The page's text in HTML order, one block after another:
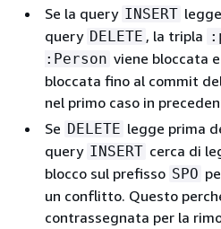
Se la query INSERT
query DELETE , la tripla
:Person viene bloccata
bloccata fino al commit
nel primo caso in
Se DELETE legge prima
query INSERT cerca di
blocco sul prefisso SPO
un conflitto. Questo
contrassegnata per la